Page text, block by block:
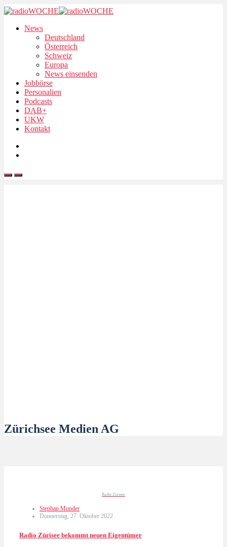
News
Deutschland
Österreich
Schweiz
Europa
News einsenden
Jobbörse
Personalien
Podcasts
DAB+
UKW
Kontakt
Zürichsee Medien AG
Radio Zürisee
Stephan Munder
Donnerstag, 27. Oktober 2022
Radio Zürisee bekommt neuen Eigentümer